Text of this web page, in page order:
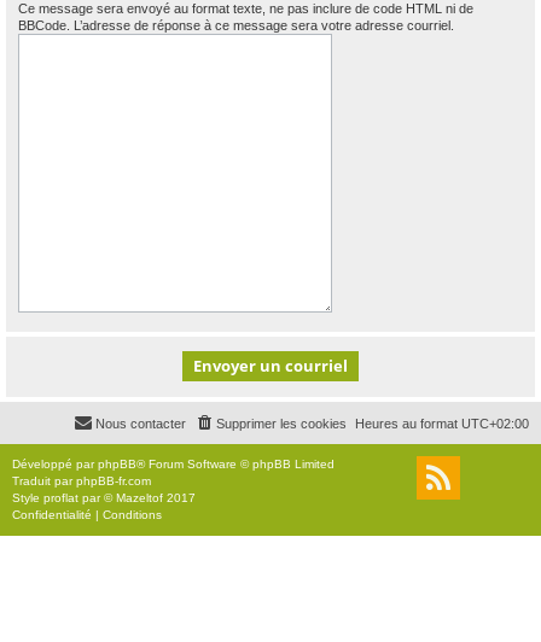
Ce message sera envoyé au format texte, ne pas inclure de code HTML ni de
BBCode. L’adresse de réponse à ce message sera votre adresse courriel.
Heures au format UTC+02:00
Supprimer les cookies
Nous contacter
Développé parphpBB® Forum Software © phpBB Limited
Traduit parphpBB-fr.com
Style proflat par ©Mazeltof 2017
Confidentialité | Conditions